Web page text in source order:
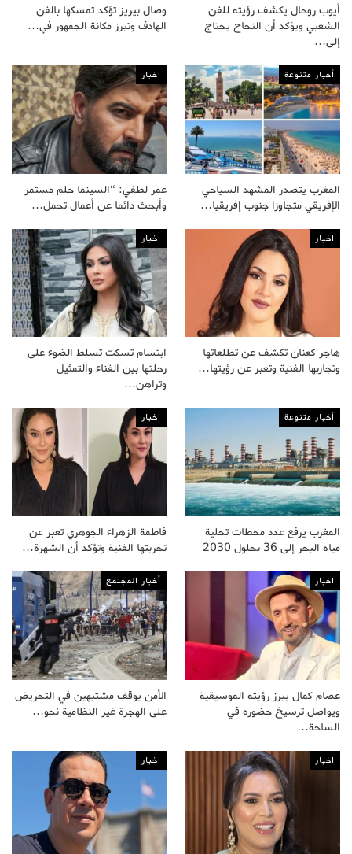
أيوب روحال يكشف رؤيته للفن
الشعبي ويؤكد أن النجاح يحتاج
إلى…
وصال بيريز تؤكد تمسكها بالفن
الهادف وتبرز مكانة الجمهور في…
أخبار متنوعة
المغرب يتصدر المشهد السياحي
الإفريقي متجاوزا جنوب إفريقيا…
اخبار
عمر لطفي: “السينما حلم مستمر
وأبحث دائما عن أعمال تحمل…
اخبار
هاجر كعنان تكشف عن تطلعاتها
وتجاربها الفنية وتعبر عن رؤيتها…
اخبار
ابتسام تسكت تسلط الضوء على
رحلتها بين الغناء والتمثيل
وتراهن…
أخبار متنوعة
المغرب يرفع عدد محطات تحلية
مياه البحر إلى 36 بحلول 2030
اخبار
فاطمة الزهراء الجوهري تعبر عن
تجربتها الفنية وتؤكد أن الشهرة…
اخبار
عصام كمال يبرز رؤيته الموسيقية
ويواصل ترسيخ حضوره في
الساحة…
أخبار المجتمع
الأمن يوقف مشتبهين في التحريض
على الهجرة غير النظامية نحو…
اخبار اخبار